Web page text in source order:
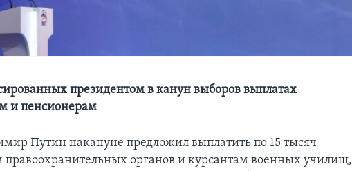
президентом в канун выборов выплатах
и пенсионерам
Путин накануне предложил выплатить по 15 тысяч
правоохранительных органов и курсантам военных училищ,